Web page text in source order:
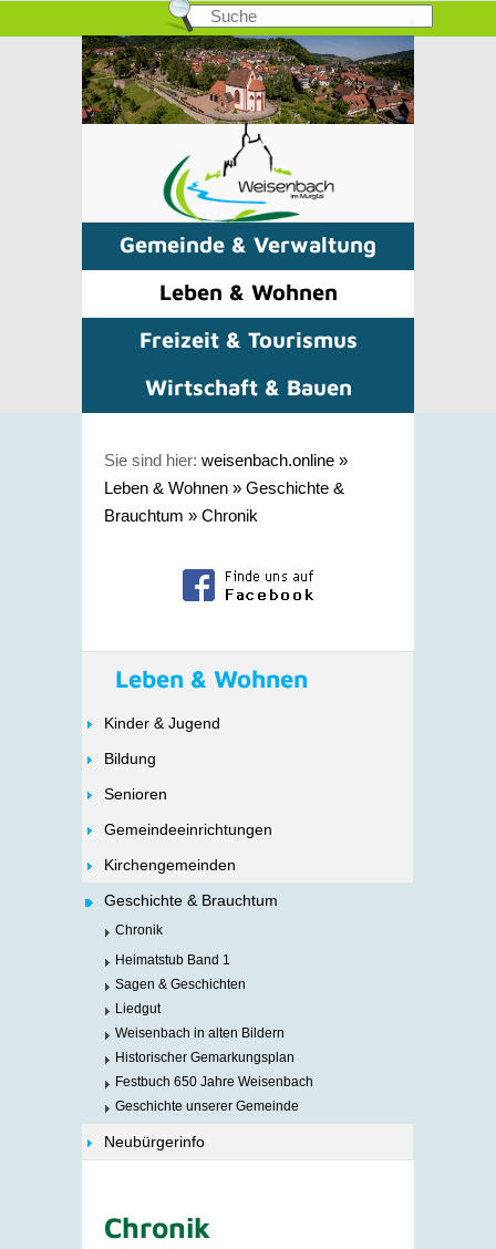
Gemeinde & Verwaltung
Leben & Wohnen
Freizeit & Tourismus
Wirtschaft & Bauen
Sie sind hier: weisenbach.online »
Leben & Wohnen » Geschichte &
Brauchtum » Chronik
Leben & Wohnen
Kinder & Jugend
Bildung
Senioren
Gemeindeeinrichtungen
Kirchengemeinden
Geschichte & Brauchtum
Chronik
Heimatstub Band 1
Sagen & Geschichten
Liedgut
Weisenbach in alten Bildern
Historischer Gemarkungsplan
Festbuch 650 Jahre Weisenbach
Geschichte unserer Gemeinde
Neubürgerinfo
Chronik